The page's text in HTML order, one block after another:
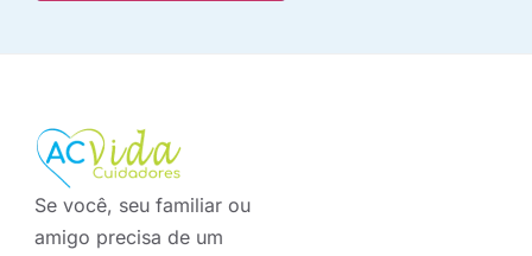
Se você, seu familiar ou
amigo precisa de um